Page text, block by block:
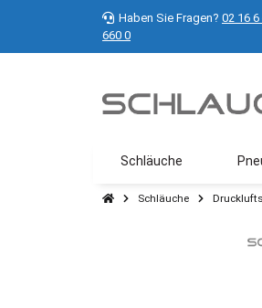
Haben Sie Fragen? 02 16 6
660 0
Schläuche
Schläuche